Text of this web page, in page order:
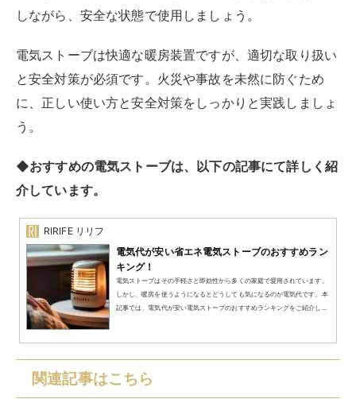
しながら、安全な状態で使用しましょう。
電気ストーブは快適な暖房装置ですが、適切な取り扱い
と安全対策が必須です。火災や事故を未然に防ぐため
に、正しい使い方と安全対策をしっかりと実践しましょ
う。
◆おすすめの電気ストーブは、以下の記事にて詳しく紹
介しています。
RIRIFE リリフ
電気代が安い省エネ電気ストーブのおすすめラン
キング！
電気ストーブはその手軽さと即効性から多くの家庭で愛用されています。
しかし、暖房を使うようになるとどうしても気になるのが電気代です。本
記事では、電気代が安い電気ストーブのおすすめランキングをご紹介し...
関連記事はこちら